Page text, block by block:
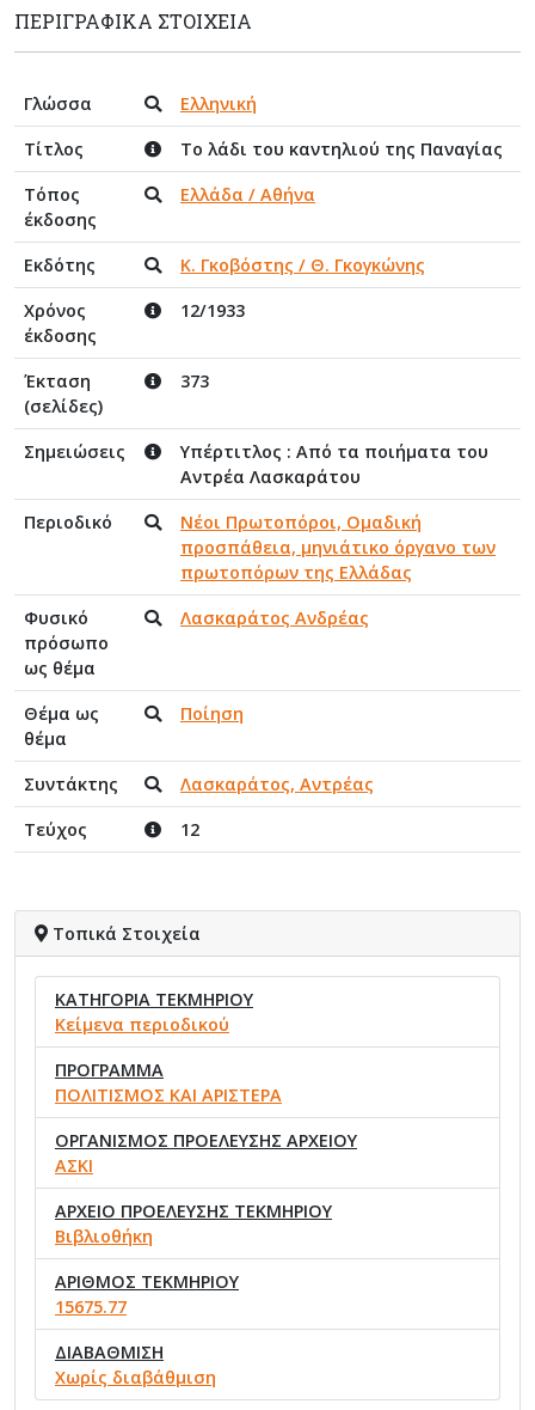
ΠΕΡΙΓΡΑΦΙΚΆ ΣΤΟΙΧΕΊΑ
Γλώσσα
Ελληνική
Τίτλος
Το λάδι του καντηλιού της Παναγίας
Τόπος
έκδοσης
Ελλάδα / Αθήνα
Εκδότης
Κ. Γκοβόστης / Θ. Γκογκώνης
Χρόνος
έκδοσης
12/1933
Έκταση
(σελίδες)
373
Σημειώσεις
Υπέρτιτλος : Από τα ποιήματα του
Αντρέα Λασκαράτου
Περιοδικό
Νέοι Πρωτοπόροι, Ομαδική
προσπάθεια, μηνιάτικο όργανο των
πρωτοπόρων της Ελλάδας
Φυσικό
πρόσωπο
ως θέμα
Λασκαράτος Ανδρέας
Θέμα ως
θέμα
Ποίηση
Συντάκτης
Λασκαράτος, Αντρέας
Τεύχος
12
Τοπικά Στοιχεία
ΚΑΤΗΓΟΡΙΑ ΤΕΚΜΗΡΙΟΥ
Κείμενα περιοδικού
ΠΡΟΓΡΑΜΜΑ
ΠΟΛΙΤΙΣΜΟΣ ΚΑΙ ΑΡΙΣΤΕΡΑ
ΟΡΓΑΝΙΣΜΟΣ ΠΡΟΕΛΕΥΣΗΣ ΑΡΧΕΙΟΥ
ΑΣΚΙ
ΑΡΧΕΙΟ ΠΡΟΕΛΕΥΣΗΣ ΤΕΚΜΗΡΙΟΥ
Βιβλιοθήκη
ΑΡΙΘΜΟΣ ΤΕΚΜΗΡΙΟΥ
15675.77
ΔΙΑΒΑΘΜΙΣΗ
Χωρίς διαβάθμιση